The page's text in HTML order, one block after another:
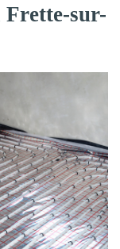
Frette-sur-